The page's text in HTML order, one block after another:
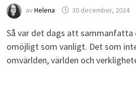
av Helena 30 december, 2024
Så var det dags att sammanfatta
omöjligt som vanligt. Det som
omvärlden, världen och